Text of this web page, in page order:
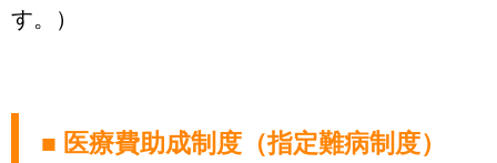
す。）
■ 医療費助成制度（指定難病制度）